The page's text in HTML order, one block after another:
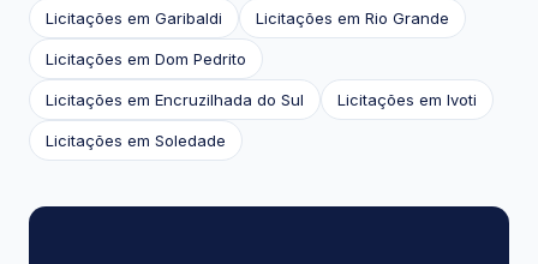
Licitações em Garibaldi Licitações em Rio Grande
Licitações em Dom Pedrito
Licitações em Encruzilhada do Sul Licitações em Ivoti
Licitações em Soledade